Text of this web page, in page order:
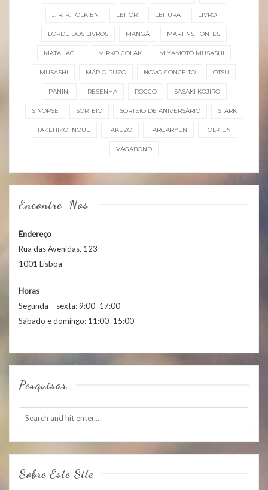
J. R. R. TOLKIEN LEITOR LEITURA LIVRO
LORDE DOS LIVROS MANGÁ MARTINS FONTES
MATAHACHI MIRKO COLAK MIYAMOTO MUSASHI
MUSASHI MÁRIO PUZO NOVO CONCEITO OTSU
PANINI RESENHA ROCCO SASAKI KOJIRO
SINOPSE SORTEIO SORTEIO DE ANIVERSÁRIO STARK
TAKEHIKO INOUE TAKEZO TARGARYEN TOLKIEN
VAGABOND
Encontre-Nos
Endereço
Rua das Avenidas, 123
1001 Lisboa
Horas
Segunda – sexta: 9:00–17:00
Sábado e domingo: 11:00–15:00
Pesquisar
Sobre Este Site